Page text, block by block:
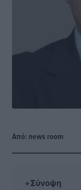
Από: news room
✦Σύνοψη